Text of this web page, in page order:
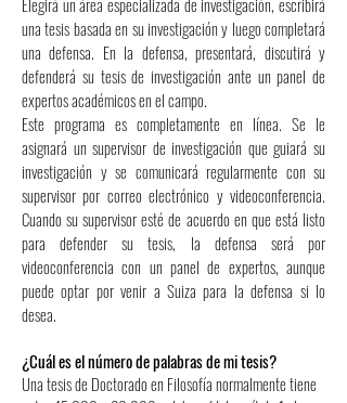
una tesis basada en su investigación y luego completará
una defensa. En la defensa, presentará, discutirá y
defenderá su tesis de investigación ante un panel de
expertos académicos en el campo.
Este programa es completamente en línea. Se le
asignará un supervisor de investigación que guiará su
investigación y se comunicará regularmente con su
supervisor por correo electrónico y videoconferencia.
Cuando su supervisor esté de acuerdo en que está listo
para defender su tesis, la defensa será por
videoconferencia con un panel de expertos, aunque
puede optar por venir a Suiza para la defensa si lo
desea.
¿Cuál es el número de palabras de mi tesis?
Una tesis de Doctorado en Filosofía normalmente tiene